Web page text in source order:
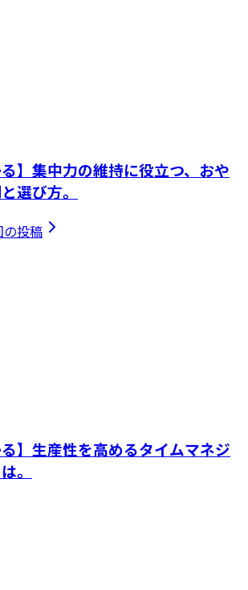
る】集中力の維持に役立つ、おや
選び方。
の投稿
る】生産性を高めるタイムマネジ
。